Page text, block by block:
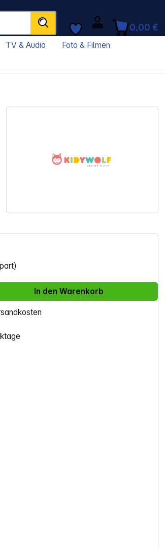
0,00 €
TV & Audio
Foto & Filmen
gewünschten Wert ein
In den Warenkorb